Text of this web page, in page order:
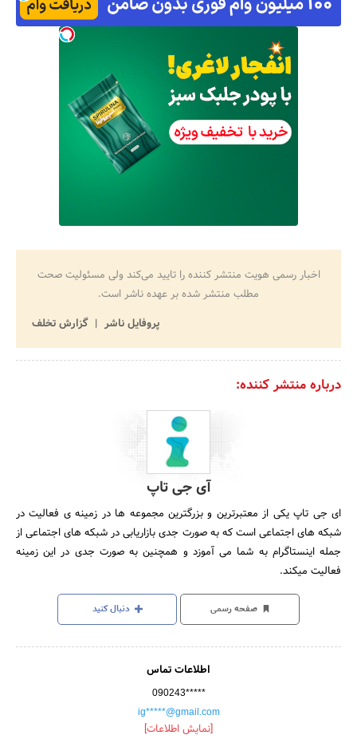
اخبار رسمی هویت منتشر کننده را تایید می‌کند ولی مسئولیت صحت
مطلب منتشر شده بر عهده ناشر است.
پروفایل ناشر
گزارش تخلف
درباره منتشر کننده:
آی جی تاپ
ای جی تاپ یکی از معتبرترین و بزرگترین مجموعه ها در زمینه ی فعالیت در
شبکه های اجتماعی است که به صورت جدی بازاریابی در شبکه های اجتماعی از
جمله اینستاگرام به شما می آموزد و همچنین به صورت جدی در این زمینه
فعالیت میکند.
صفحه رسمی دنبال کنید
اطلاعات تماس
090243*****
ig*****@gmail.com
[نمایش اطلاعات]